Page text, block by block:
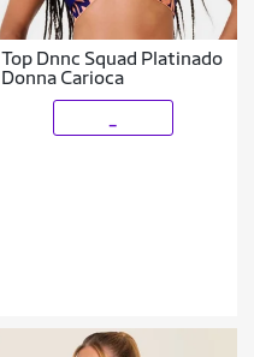
Top Dnnc Squad Platinado
Donna Carioca